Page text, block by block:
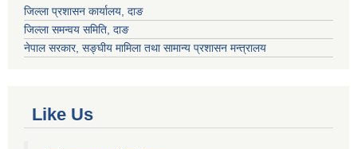
जिल्ला प्रशासन कार्यालय, दाङ
जिल्ला समन्वय समिति, दाङ
नेपाल सरकार, सङ्घीय मामिला तथा सामान्य प्रशासन मन्त्रालय
Like Us